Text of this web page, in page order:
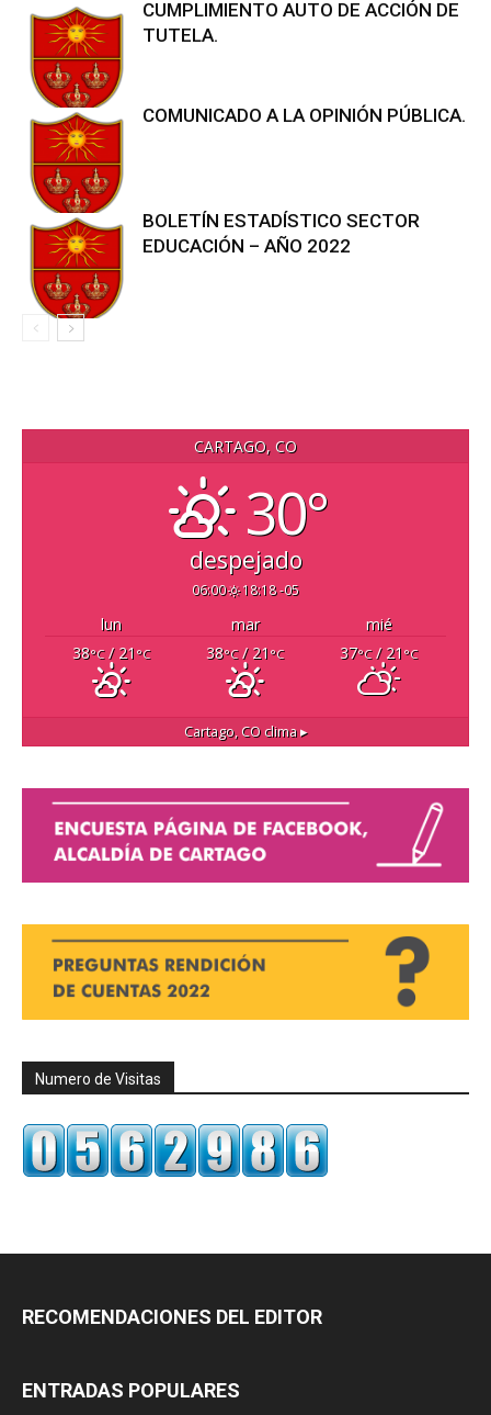
CUMPLIMIENTO AUTO DE ACCIÓN DE
TUTELA.
COMUNICADO A LA OPINIÓN PÚBLICA.
BOLETÍN ESTADÍSTICO SECTOR
EDUCACIÓN – AÑO 2022
CARTAGO, CO
30°
despejado
06:00 18:18 -05
lun mar
mié
38°C/ 21 °C 38°C/ 21 °C 37°C/ 21 °C
Cartago, COclima ▸
Numero de Visitas
RECOMENDACIONES DEL EDITOR
ENTRADAS POPULARES